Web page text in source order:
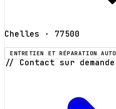
Chelles · 77500
ENTRETIEN ET RÉPARATION AUTO
// Contact sur demande